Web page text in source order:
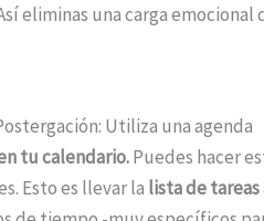
eliminas una carga
tu calendario.Puedes hacer
Esto es llevar la lista de tareas